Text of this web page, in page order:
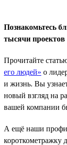
Познакомьтесь
тысячи
Прочитайте
его людей» о
и жизнь. Вы
новый взгляд на
вашей компании
А ещё наши профи
короткометражку